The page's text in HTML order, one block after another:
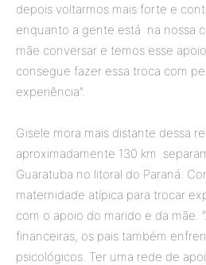
depois voltarmos mais forte e
enquanto a gente está na nossa
mãe conversar e temos esse
consegue fazer essa troca com
experiência”.
Gisele mora mais distante dessa
aproximadamente 130 km
Guaratuba no litoral do Paraná.
maternidade atípica para trocar
com o apoio do marido e da mãe.
financeiras, os pais também
psicológicos. Ter uma rede de